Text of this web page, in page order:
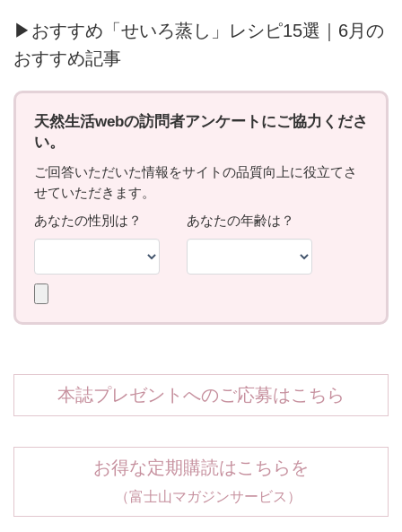
▶おすすめ「せいろ蒸し」レシピ15選｜6月の
おすすめ記事
本誌プレゼントへのご応募はこちら
お得な定期購読はこちらを
（富士山マガジンサービス）